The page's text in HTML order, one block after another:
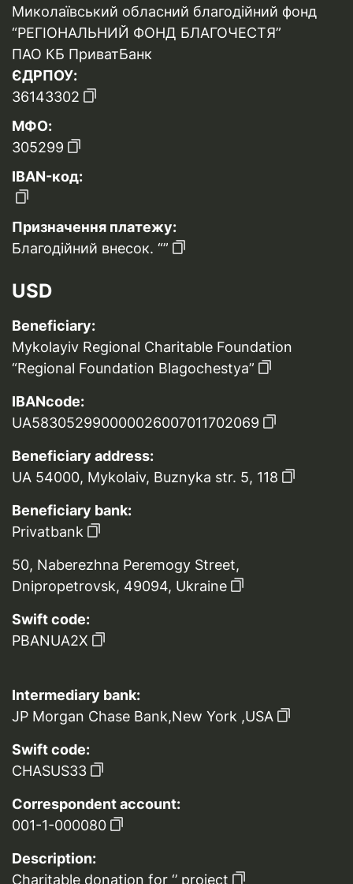
Миколаївський обласний благодійний фонд
“РЕГІОНАЛЬНИЙ ФОНД БЛАГОЧЕСТЯ”
ПАО КБ ПриватБанк
ЄДРПОУ:
36143302
МФО:
305299
IBAN-код:
Призначення платежу:
Благодійний внесок. “”
USD
Beneficiary:
Mykolayiv Regional Charitable Foundation
“Regional Foundation Blagochestya”
IBANcode:
UA583052990000026007011702069
Beneficiary address:
UA 54000, Mykolaiv, Buznyka str. 5, 118
Beneficiary bank:
Privatbank
50, Naberezhna Peremogy Street,
Dnipropetrovsk, 49094, Ukraine
Swift code:
PBANUA2X
Intermediary bank:
JP Morgan Chase Bank,New York ,USA
Swift code:
CHASUS33
Correspondent account:
001-1-000080
Description:
Charitable donation for ‘’ project